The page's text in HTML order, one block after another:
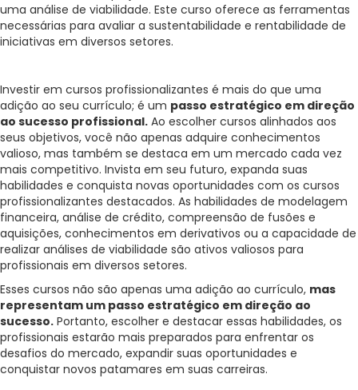
uma análise de viabilidade. Este curso oferece as ferramentas
necessárias para avaliar a sustentabilidade e rentabilidade de
iniciativas em diversos setores.
Investir em cursos profissionalizantes é mais do que uma
adição ao seu currículo; é um passo estratégico em direção
ao sucesso profissional. Ao escolher cursos alinhados aos
seus objetivos, você não apenas adquire conhecimentos
valioso, mas também se destaca em um mercado cada vez
mais competitivo. Invista em seu futuro, expanda suas
habilidades e conquista novas oportunidades com os cursos
profissionalizantes destacados. As habilidades de modelagem
financeira, análise de crédito, compreensão de fusões e
aquisições, conhecimentos em derivativos ou a capacidade de
realizar análises de viabilidade são ativos valiosos para
profissionais em diversos setores.
Esses cursos não são apenas uma adição ao currículo, mas
representam um passo estratégico em direção ao
sucesso. Portanto, escolher e destacar essas habilidades, os
profissionais estarão mais preparados para enfrentar os
desafios do mercado, expandir suas oportunidades e
conquistar novos patamares em suas carreiras.